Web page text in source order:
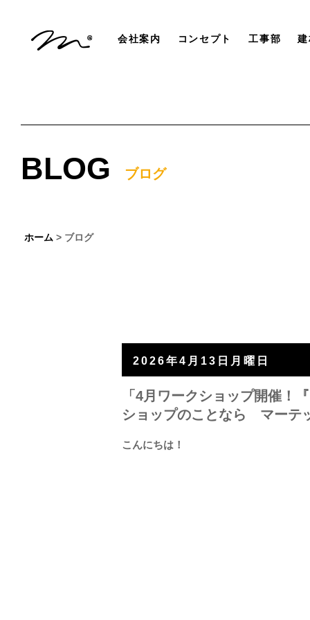
会社案内 コンセプト 工事部
BLOG ブログ
ホーム > ブログ
2026年4月13日月曜日
「4月ワークショップ開催！
ショップのことなら マーテ
こんにちは！